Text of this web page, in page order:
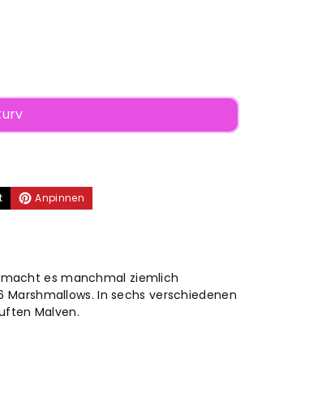
Anpinnen
macht es manchmal ziemlich
Marshmallows. In sechs verschiedenen
Malven.